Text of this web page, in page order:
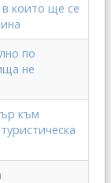
в които ще се
по
не
към